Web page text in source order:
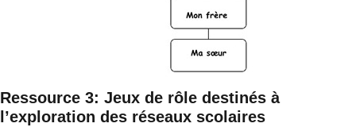
Ressource 3: Jeux de rôle destinés à
l’exploration des réseaux scolaires